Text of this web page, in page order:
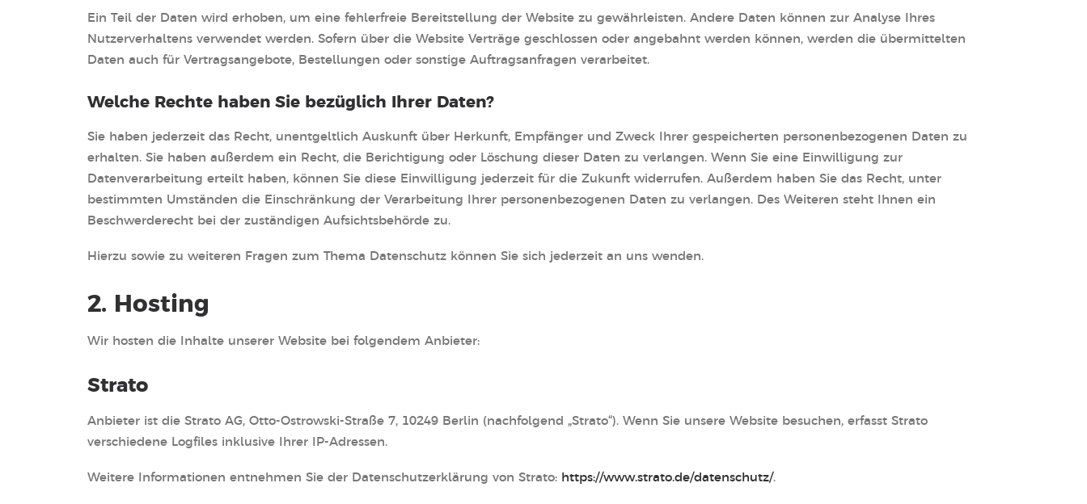
Ein Teil der Daten wird erhoben, um eine fehlerfreie Bereitstellung der Website zu gewährleisten. Andere Daten können zur Analyse Ihres
Nutzerverhaltens verwendet werden. Sofern über die Website Verträge geschlossen oder angebahnt werden können, werden die übermittelten
Daten auch für Vertragsangebote, Bestellungen oder sonstige Auftragsanfragen verarbeitet.
Welche Rechte haben Sie bezüglich Ihrer Daten?
Sie haben jederzeit das Recht, unentgeltlich Auskunft über Herkunft, Empfänger und Zweck Ihrer gespeicherten personenbezogenen Daten zu
erhalten. Sie haben außerdem ein Recht, die Berichtigung oder Löschung dieser Daten zu verlangen. Wenn Sie eine Einwilligung zur
Datenverarbeitung erteilt haben, können Sie diese Einwilligung jederzeit für die Zukunft widerrufen. Außerdem haben Sie das Recht, unter
bestimmten Umständen die Einschränkung der Verarbeitung Ihrer personenbezogenen Daten zu verlangen. Des Weiteren steht Ihnen ein
Beschwerderecht bei der zuständigen Aufsichtsbehörde zu.
Hierzu sowie zu weiteren Fragen zum Thema Datenschutz können Sie sich jederzeit an uns wenden.
2. Hosting
Wir hosten die Inhalte unserer Website bei folgendem Anbieter:
Strato
Anbieter ist die Strato AG, Otto-Ostrowski-Straße 7, 10249 Berlin (nachfolgend „Strato“). Wenn Sie unsere Website besuchen, erfasst Strato
verschiedene Logfiles inklusive Ihrer IP-Adressen.
Weitere Informationen entnehmen Sie der Datenschutzerklärung von Strato: https://www.strato.de/datenschutz/.